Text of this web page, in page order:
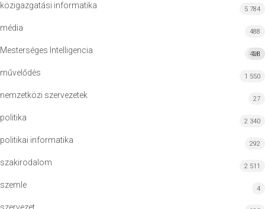
közigazgatási informatika 5 784
média 488
Mesterséges Intelligencia MI
428
művelődés 1 550
nemzetközi szervezetek 27
politika 2 340
politikai informatika 292
szakirodalom 2 511
szemle 4